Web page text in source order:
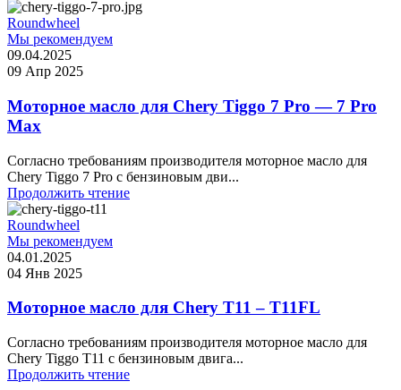
Roundwheel
Мы рекомендуем
09.04.2025
09 Апр 2025
Моторное масло для Chery Tiggo 7 Pro — 7 Pro
Max
Согласно требованиям производителя моторное масло для
Chery Tiggo 7 Pro с бензиновым дви...
Продолжить чтение
Roundwheel
Мы рекомендуем
04.01.2025
04 Янв 2025
Моторное масло для Chery T11 – T11FL
Согласно требованиям производителя моторное масло для
Chery Tiggo T11 с бензиновым двига...
Продолжить чтение